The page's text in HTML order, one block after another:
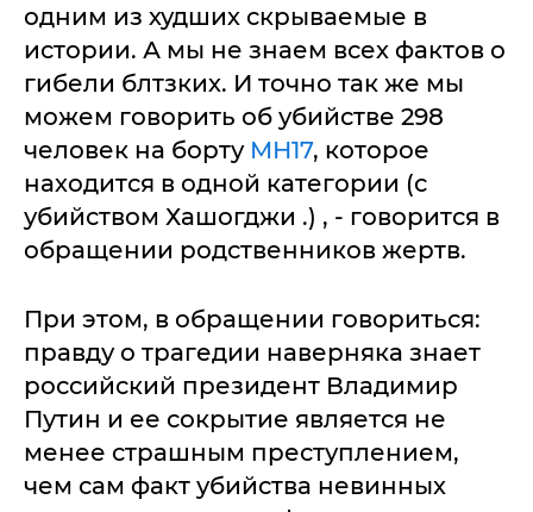
одним из худших скрываемые в
истории. А мы не знаем всех фактов о
гибели блтзких. И точно так же мы
можем говорить об убийстве 298
человек на борту МН17, которое
находится в одной категории (с
убийством Хашогджи .) , - говорится в
обращении родственников жертв.
При этом, в обращении говориться:
правду о трагедии наверняка знает
российский президент Владимир
Путин и ее сокрытие является не
менее страшным преступлением,
чем сам факт убийства невинных